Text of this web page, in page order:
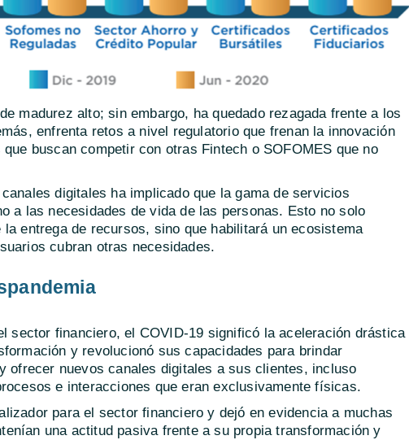
madurez alto; sin embargo, ha quedado rezagada frente a los
enfrenta retos a nivel regulatorio que frenan la innovación
buscan competir con otras Fintech o SOFOMES que no
digitales ha implicado que la gama de servicios
a las necesidades de vida de las personas. Esto no solo
entrega de recursos, sino que habilitará un ecosistema
cubran otras necesidades.
sector financiero, el COVID-19 significó la aceleración drástica
y revolucionó sus capacidades para brindar
ofrecer nuevos canales digitales a sus clientes, incluso
e interacciones que eran exclusivamente físicas.
para el sector financiero y dejó en evidencia a muchas
una actitud pasiva frente a su propia transformación y